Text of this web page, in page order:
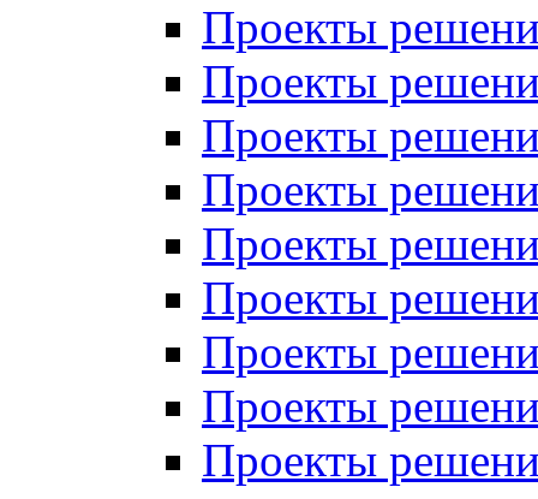
Проекты
Проекты
Проекты
Проекты
Проекты
Проекты
Проекты
Проекты
Проекты